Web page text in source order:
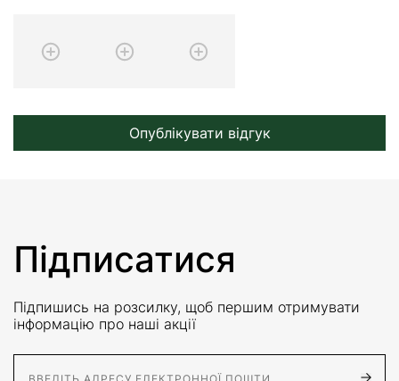
Опублікувати відгук
Підписатися
Підпишись на розсилку, щоб першим отримувати
інформацію про наші акції